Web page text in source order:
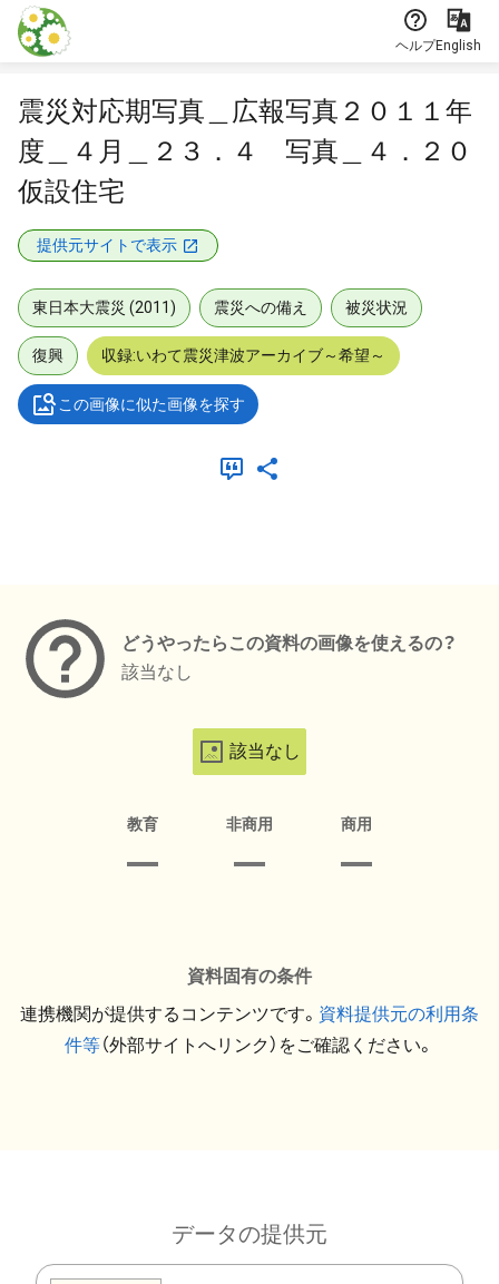
本文に飛ぶ
ヘルプEnglish
震災対応期写真＿広報写真２０１１年
度＿４月＿２３．４ 写真＿４．２０
仮設住宅
提供元サイトで表示
東日本大震災 (2011) 震災への備え 被災状況
復興 収録:いわて震災津波アーカイブ～希望～
この画像に似た画像を探す
どうやったらこの資料の画像を使えるの？
該当なし
該当なし
教育 非商用 商用
資料固有の条件
連携機関が提供するコンテンツです。 資料提供元の利用条
件等（外部サイトへリンク）をご確認ください。
データの提供元